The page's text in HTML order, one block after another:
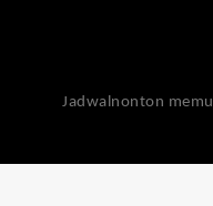
Jadwalnonton